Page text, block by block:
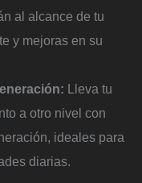
al alcance de tu
y mejoras en su
Lleva tu
a otro nivel con
ideales para
diarias.